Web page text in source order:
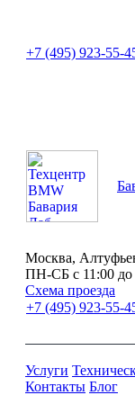
+7 (495) 923-55-
Москва,
ПН-СБ с 11:00 до
Схема проезда
+7 (495) 923-55-
Услуги
Контакты Блог